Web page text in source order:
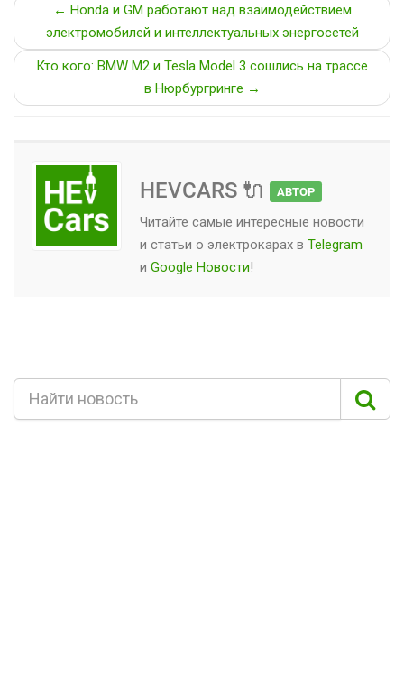
← Honda и GM работают над взаимодействием
электромобилей и интеллектуальных энергосетей
Кто кого: BMW M2 и Tesla Model 3 сошлись на трассе
в Нюрбургринге →
HEVCARS 🔌 АВТОР
Читайте самые интересные новости
и статьи о электрокарах в Telegram
и Google Новости!